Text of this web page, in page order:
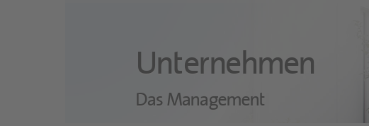
Unternehmen
Das Management